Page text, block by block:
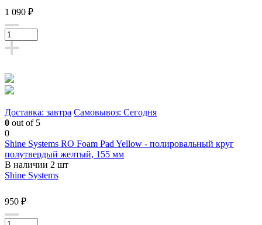
1 090 ₽
Доставка: завтра Самовывоз: Сегодня
0 out of 5
0
Shine Systems RO Foam Pad Yellow - полировальный круг
полутвердый желтый, 155 мм
В наличии 2 шт
Shine Systems
950 ₽